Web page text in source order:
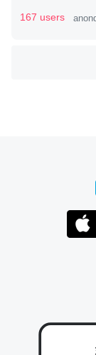
たいなのでネ
34
─たまにLINEす
167 users